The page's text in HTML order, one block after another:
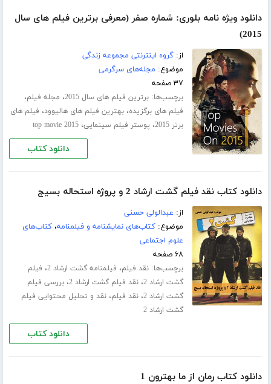
دانلود ویژه نامه بلوری: شماره صفر (معرفی برترین فیلم های سال
2015)
از:گروه اینترنتی مجموعه زندگی
موضوع: مجله‌های سرگرمی
۳۷ صفحه
برچسب‌ها:برترین فیلم های سال 2015 ، مجله فیلم،
فیلم های برگزیده،بهترین فیلم های هالیوود، فیلم های
برتر 2015
، پوستر فیلم سینمایی،top movie 2015
دانلود کتاب
دانلود کتاب نقد فیلم گشت ارشاد 2 و پروژه استحاله بسیج
از: عبدالولی حسنی
موضوع:کتاب‌های نمایشنامه و فیلمنامه،کتاب‌های
علوم اجتماعی
۶۸ صفحه
برچسب‌ها:نقد فیلم، فیلمنامه گشت ارشاد 2 ، فیلم
گشت ارشاد 2 ،نقد فیلم گشت ارشاد 2 ،بررسی فیلم
گشت ارشاد 2 ،نقد فیلم،نقد و تحلیل محتوایی فیلم
گشت ارشاد 2
دانلود کتاب
دانلود کتاب رمان از ما بهترون 1